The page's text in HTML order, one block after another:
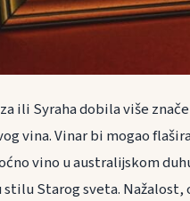
ili Syraha dobila više
vina. Vinar bi mogao
vino u australijskom
stilu Starog sveta.